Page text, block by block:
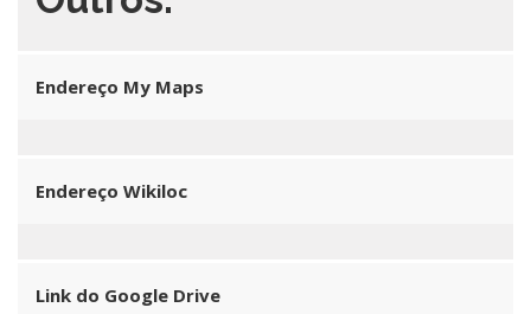
Endereço My Maps
Endereço Wikiloc
Link do Google Drive